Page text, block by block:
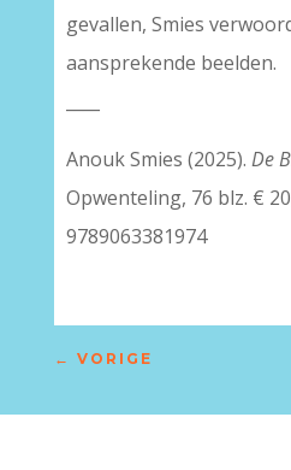
gevallen, Smies
aansprekende beelden.
Anouk Smies (2025). De
Opwenteling, 76 blz. €
9789063381974
← VORIGE